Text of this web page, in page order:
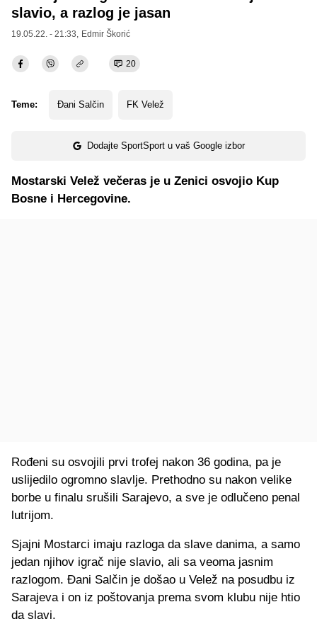
slavio, a razlog je jasan
19.05.22. - 21:33, Edmir Škorić
20
Teme: Đani Salčin FK Velež
Dodajte SportSport u vaš Google izbor
Mostarski Velež večeras je u Zenici osvojio Kup
Bosne i Hercegovine.
Rođeni su osvojili prvi trofej nakon 36 godina, pa je
uslijedilo ogromno slavlje. Prethodno su nakon velike
borbe u finalu srušili Sarajevo, a sve je odlučeno penal
lutrijom.
Sjajni Mostarci imaju razloga da slave danima, a samo
jedan njihov igrač nije slavio, ali sa veoma jasnim
razlogom. Đani Salčin je došao u Velež na posudbu iz
Sarajeva i on iz poštovanja prema svom klubu nije htio
da slavi.